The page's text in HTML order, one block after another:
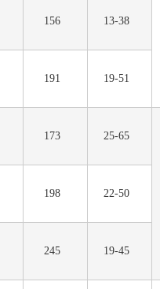
156 13-38
191 19-51
173 25-65
198 22-50
245 19-45